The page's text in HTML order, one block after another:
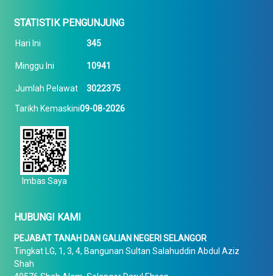
STATISTIK PENGUNJUNG
Hari Ini 345
Minggu Ini 10941
Jumlah Pelawat 3022375
Tarikh Kemaskini09-08-2026
Imbas Saya
HUBUNGI KAMI
PEJABAT TANAH DAN GALIAN NEGERI SELANGOR
Tingkat LG, 1, 3, 4, Bangunan Sultan Salahuddin Abdul Aziz
Shah